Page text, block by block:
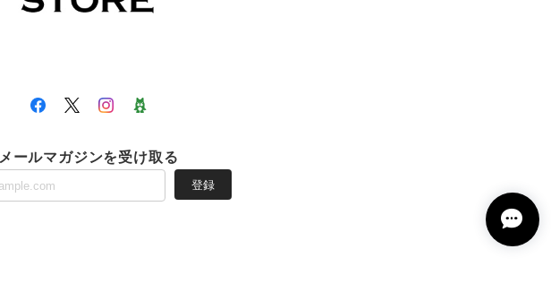
メールマガジンを受け取る
登録